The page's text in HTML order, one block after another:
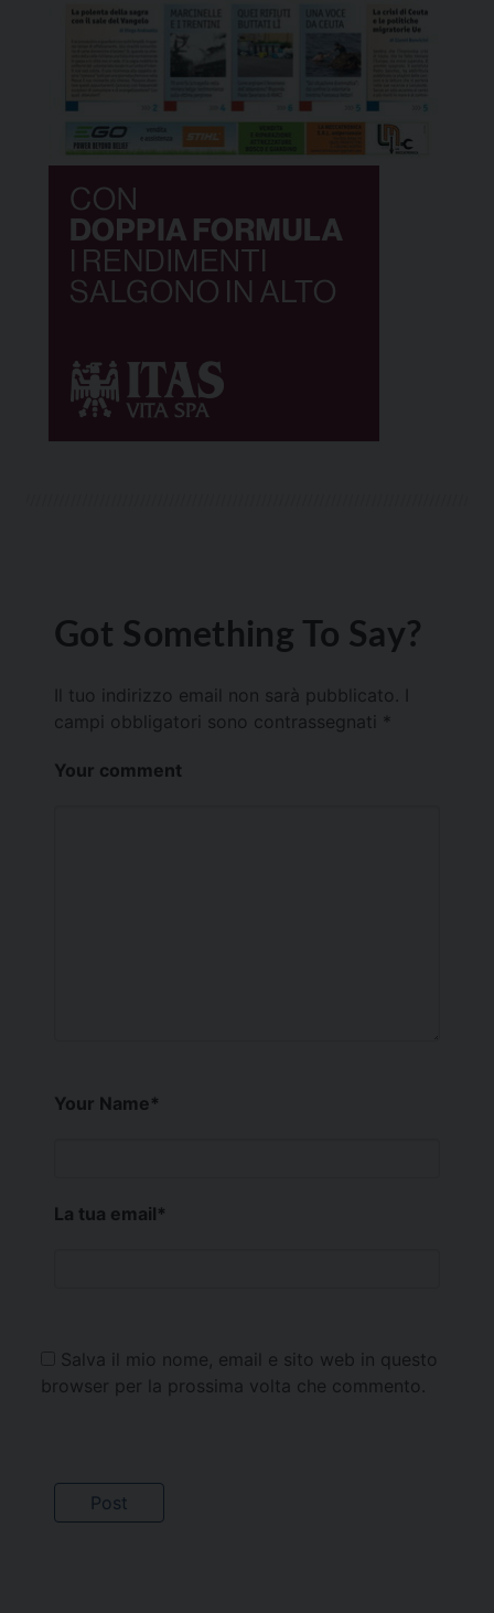
Got Something To Say?
Il tuo indirizzo email non sarà pubblicato.
campi obbligatori sono contrassegnati *
Your comment
Your Name*
La tua email*
Salva il mio nome, email e sito web in questo
browser per la prossima volta che commento.